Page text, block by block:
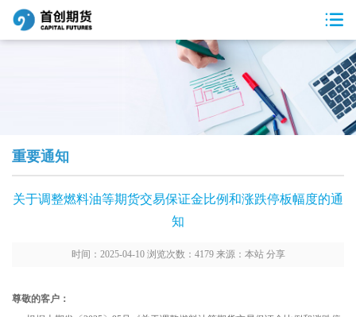
重要通知
关于调整燃料油等期货交易保证金比例和涨跌停板幅度的通
知
时间：2025-04-10 浏览次数：4179 来源：本站 分享
尊敬的客户 ：